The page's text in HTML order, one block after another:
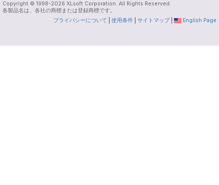
Copyright © 1998-2026 XLsoft Corporation. All Rights Reserved.
各製品名は、各社の商標または登録商標です。
プライバシーについて
使用条件 サイトマップ English Page